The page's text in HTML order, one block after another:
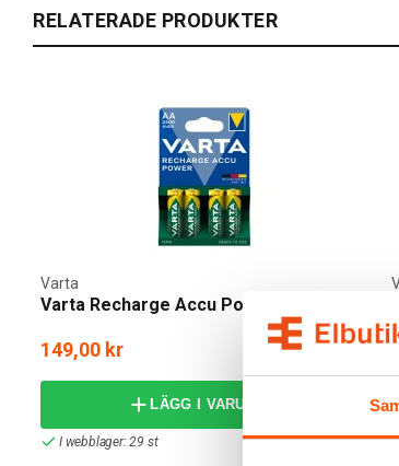
RELATERADE PRODUKTER
Varta Recharge Accu Power AA 4-pack
Varta
149,00 kr
LÄGG I VARUKORG
I webblager: 29 st